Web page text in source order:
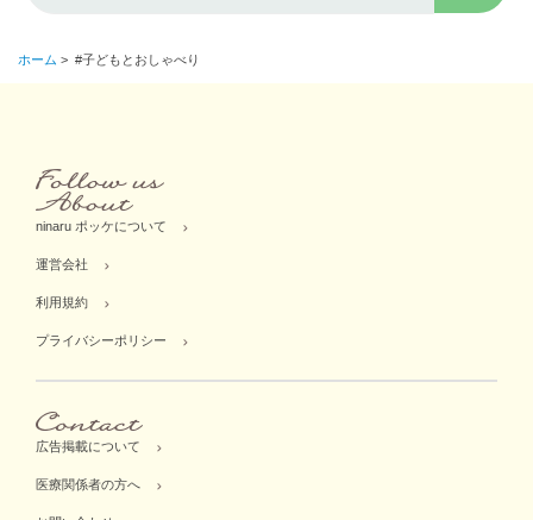
ホーム > #子どもとおしゃべり
ninaru ポッケについて
運営会社
利用規約
プライバシーポリシー
広告掲載について
医療関係者の方へ